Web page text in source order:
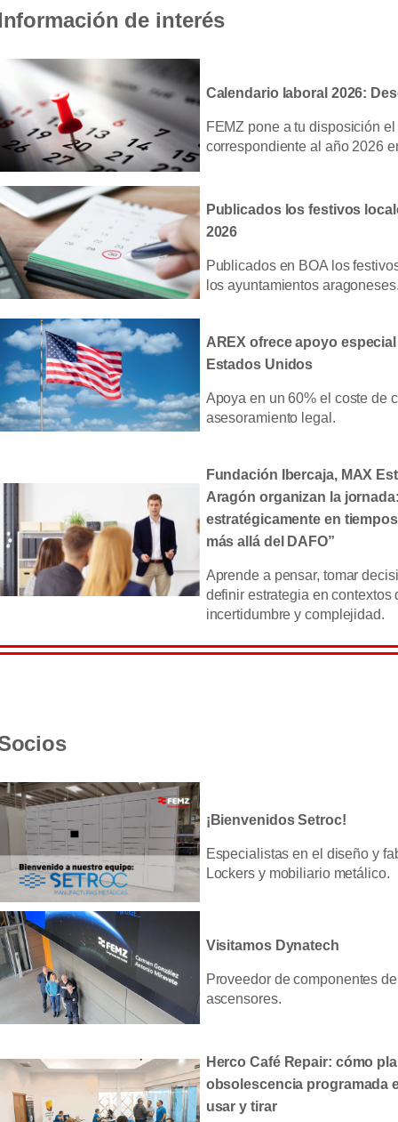
de interés
Calendario laboral 2026:
FEMZ pone a tu disposición
correspondiente al año 2026
Publicados los festivos
2026
Publicados en BOA los
los ayuntamientos
AREX ofrece apoyo
Estados Unidos
Apoya en un 60% el coste de
asesoramiento legal.
Fundación Ibercaja, MAX
Aragón organizan la
estratégicamente en
más allá del DAFO”
Aprende a pensar, tomar
definir estrategia en contextos
incertidumbre y complejidad.
¡Bienvenidos Setroc!
Especialistas en el diseño y
Lockers y mobiliario metálico.
Visitamos Dynatech
Proveedor de componentes
ascensores.
Herco Café Repair: cómo
obsolescencia programada
usar y tirar